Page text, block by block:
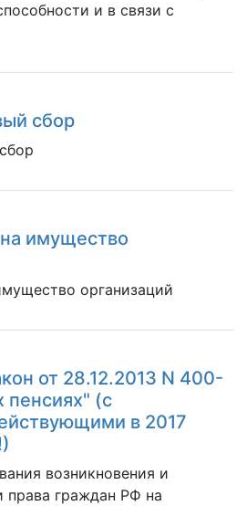
и в связи с
сбор
имущество
организаций
от 28.12.2013 N 400-
пенсиях" (с
в 2017
возникновения и
права граждан РФ на